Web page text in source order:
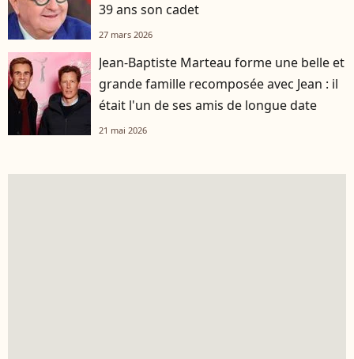
39 ans son cadet
27 mars 2026
Jean-Baptiste Marteau forme une belle et
grande famille recomposée avec Jean : il
était l'un de ses amis de longue date
21 mai 2026